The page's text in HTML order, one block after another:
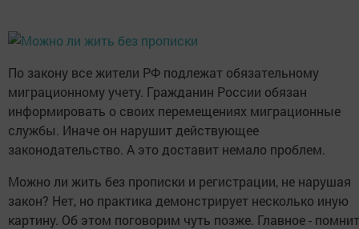
По закону все жители РФ подлежат обязательному
миграционному учету. Гражданин России обязан
информировать о своих перемещениях миграционные
службы. Иначе он нарушит действующее
законодательство. А это доставит немало проблем.
Можно ли жить без прописки и регистрации, не нарушая
закон? Нет, но практика демонстрирует несколько иную
картину. Об этом поговорим чуть позже. Главное -